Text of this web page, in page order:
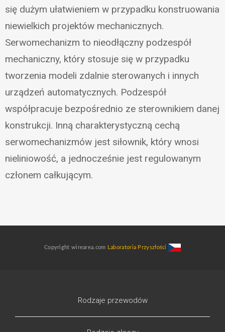
się dużym ułatwieniem w przypadku konstruowania
niewielkich projektów mechanicznych.
Serwomechanizm to nieodłączny podzespół
mechaniczny, który stosuje się w przypadku
tworzenia modeli zdalnie sterowanych i innych
urządzeń automatycznych. Podzespół
współpracuje bezpośrednio ze sterownikiem danej
konstrukcji. Inną charakterystyczną cechą
serwomechanizmów jest siłownik, który wnosi
nieliniowość, a jednocześnie jest regulowanym
członem całkującym.
Copyright wirearea.com Laboratoria Przyszłości
Rodzaje przewodów